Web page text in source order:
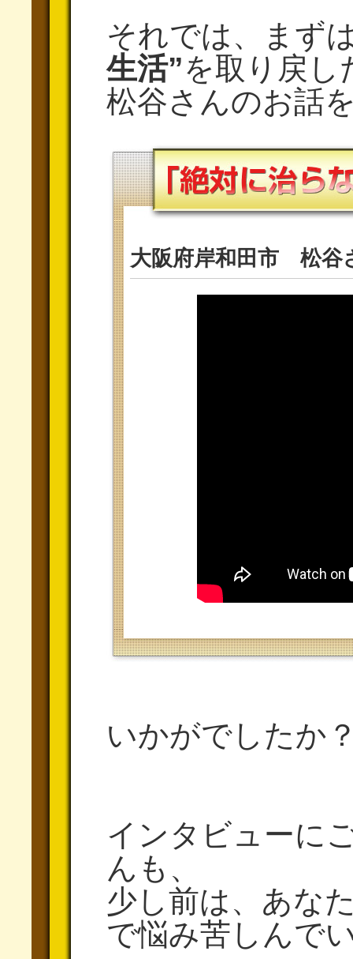
それでは、まず
生活”を取り戻し
松谷さんのお話
大阪府岸和田市 松谷
いかがでしたか
インタビューに
んも、
少し前は、あな
で悩み苦しんで